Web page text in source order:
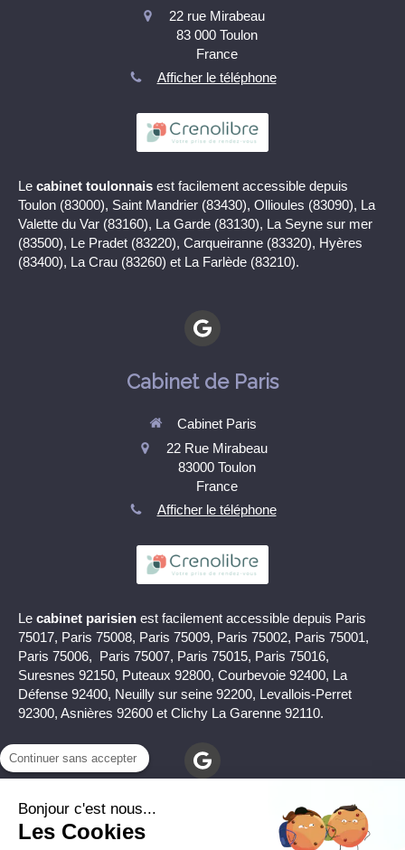
22 rue Mirabeau
83 000 Toulon
France
Afficher le téléphone
Le cabinet toulonnais est facilement accessible depuis
Toulon (83000), Saint Mandrier (83430), Ollioules (83090), La
Valette du Var (83160), La Garde (83130), La Seyne sur mer
(83500), Le Pradet (83220), Carqueiranne (83320), Hyères
(83400), La Crau (83260) et La Farlède (83210).
Cabinet de Paris
Cabinet Paris
22 Rue Mirabeau
83000 Toulon
France
Afficher le téléphone
Le cabinet parisien est facilement accessible depuis Paris
75017, Paris 75008, Paris 75009, Paris 75002, Paris 75001,
Paris 75006, Paris 75007, Paris 75015, Paris 75016,
Suresnes 92150, Puteaux 92800, Courbevoie 92400, La
Défense 92400, Neuilly sur seine 92200, Levallois-Perret
92300, Asnières 92600 et Clichy La Garenne 92110.
Continuer sans accepter
Bonjour c'est nous...
Les Cookies